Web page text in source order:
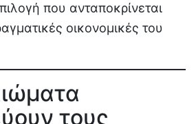
που ανταποκρίνεται
οικονομικές του
τους